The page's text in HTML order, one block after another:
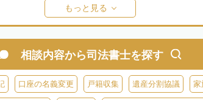
阿蘇郡南阿蘇村
もっと見る
相談内容から司法書士を探す
口座の名義変更 戸籍収集 遺産分割協議 家